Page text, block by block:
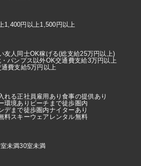
1,400円以上1,500円以上
友人同士OK稼げる(総支給25万円以上)
パンプス以外OK交通費支給3万円以上
通費支給5万円以上
れる正社員雇用あり食事の提供あり
環境あり ビーチまで徒歩圏内
デまで徒歩圏内ナイターあり
料スキーウェアレンタル無料
未満30室未満